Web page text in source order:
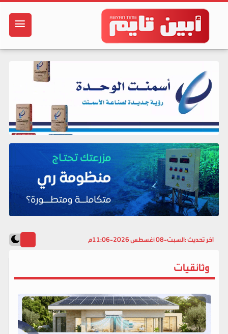
آخر تحديث :السبت-08 أغسطس 2026-11:06م
وثائقيات